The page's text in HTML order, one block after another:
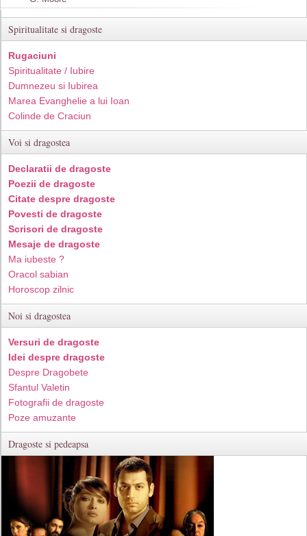
Spiritualitate si dragoste
Rugaciuni
Spiritualitate / Iubire
Dumnezeu si Iubirea
Marea Evanghelie a lui Ioan
Colinde de Craciun
Voi si dragostea
Declaratii de dragoste
Poezii de dragoste
Citate despre dragoste
Povesti de dragoste
Scrisori de dragoste
Mesaje de dragoste
Ma iubeste ?
Oracol sabian
Horoscop zilnic
Noi si dragostea
Versuri de dragoste
Idei despre dragoste
Despre Dragobete
Sfantul Valetin
Fotografii de dragoste
Poze amuzante
Dragoste si pedeapsa